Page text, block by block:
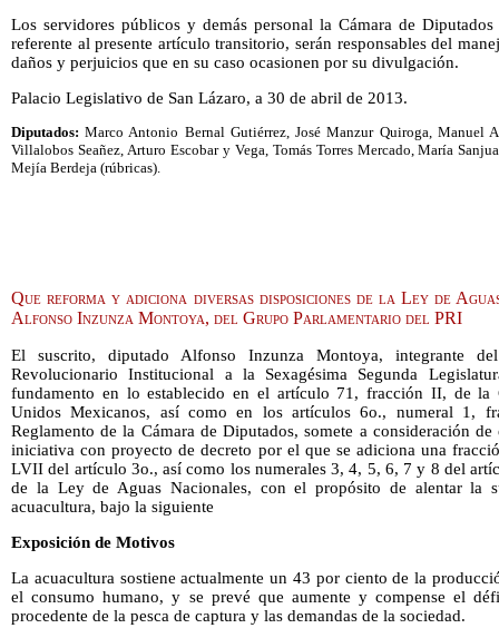
Los servidores públicos y demás personal la Cámara de
referente al presente artículo transitorio, serán responsables del
daños y perjuicios que en su caso ocasionen por su divulgación.
Palacio Legislativo de San Lázaro, a 30 de abril de 2013.
Diputados: Marco Antonio Bernal Gutiérrez, José Manzur Quiroga, Manuel
Villalobos Seañez, Arturo Escobar y Vega, Tomás Torres Mercado, María
Mejía Berdeja (rúbricas).
Que reforma y adiciona diversas disposiciones de la Ley de
Alfonso Inzunza Montoya, del Grupo Parlamentario del PRI
El suscrito, diputado Alfonso Inzunza Montoya,
integrante
Revolucionario Institucional a la Sexagésima Segunda
fundamento en lo establecido en el artículo 71, fracción II, de la
Unidos Mexicanos, así como en los artículos 6o., numeral 1,
Reglamento de la Cámara de Diputados, somete a consideración de
iniciativa con proyecto de decreto por el que se adiciona una
LVII del artículo 3o., así como los numerales 3, 4, 5, 6, 7 y 8 del
de la Ley de Aguas Nacionales, con el propósito de alentar la
acuacultura, bajo la siguiente
Exposición de Motivos
La acuacultura sostiene actualmente un 43 por ciento de la
el consumo humano, y se prevé que aumente y compense el
procedente de la pesca de captura y las demandas de la sociedad.